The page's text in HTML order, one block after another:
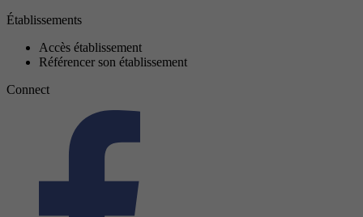
Établissements
Accès établissement
Référencer son établissement
Connect